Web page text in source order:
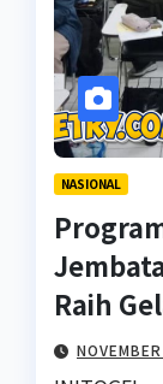
NASIONAL
Raih